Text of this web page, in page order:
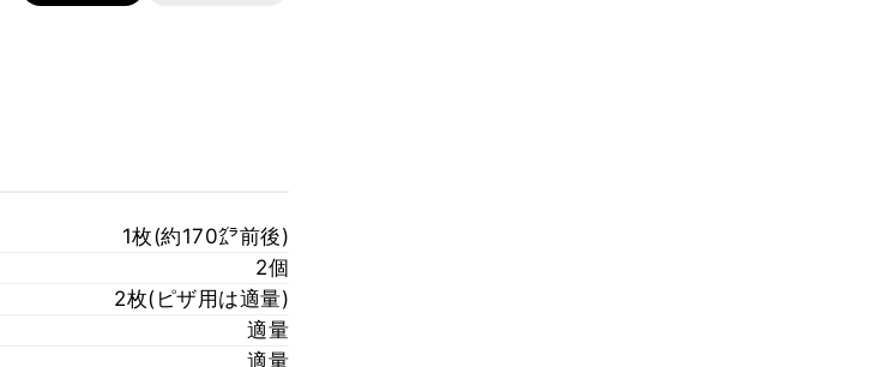
1枚(約170㌘前後)
2個
2枚(ピザ用は適量)
適量
適量